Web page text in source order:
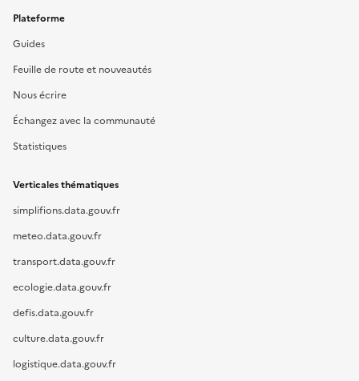
Plateforme
Guides
Feuille de route et nouveautés
Nous écrire
Échangez avec la communauté
Statistiques
Verticales thématiques
simplifions.data.gouv.fr
meteo.data.gouv.fr
transport.data.gouv.fr
ecologie.data.gouv.fr
defis.data.gouv.fr
culture.data.gouv.fr
logistique.data.gouv.fr